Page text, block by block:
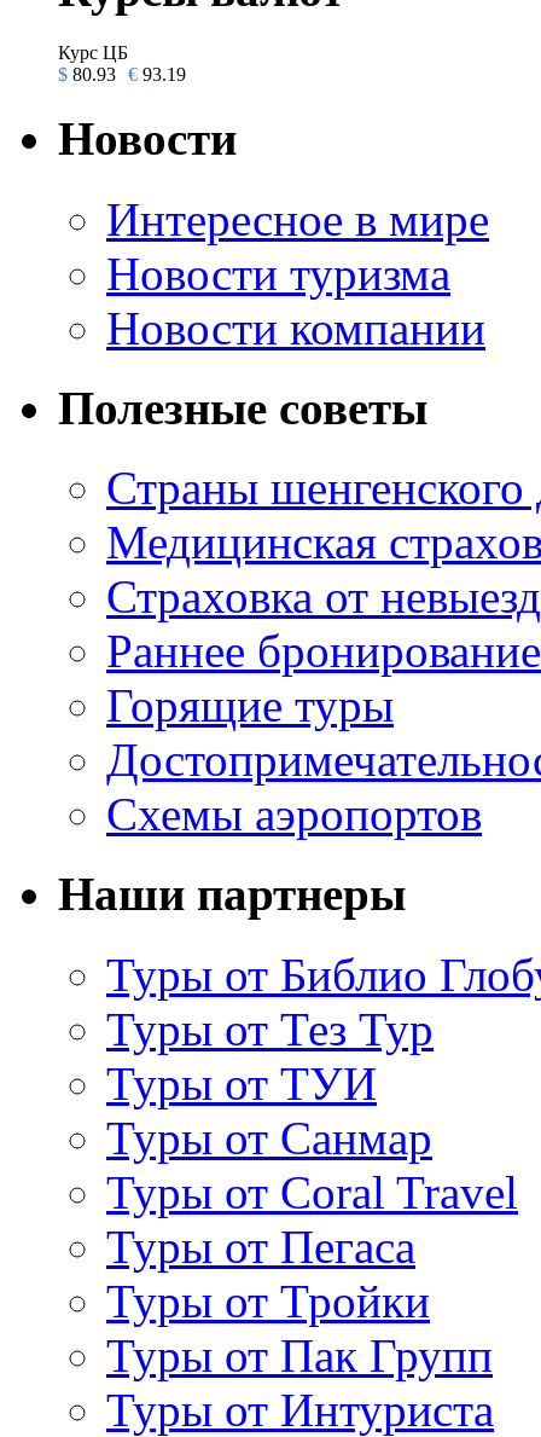
Курс ЦБ
$ 80.93 € 93.19
Новости
Интересное в мире
Новости туризма
Новости компании
Полезные советы
Страны шенгенского
Медицинская
Страховка от
Раннее
Горящие туры
Схемы аэропортов
Наши партнеры
Туры от Библио
Туры от Тез Тур
Туры от ТУИ
Туры от Санмар
Туры от Coral Travel
Туры от Пегаса
Туры от Тройки
Туры от Пак Групп
Туры от Интуриста